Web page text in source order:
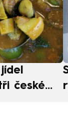
české